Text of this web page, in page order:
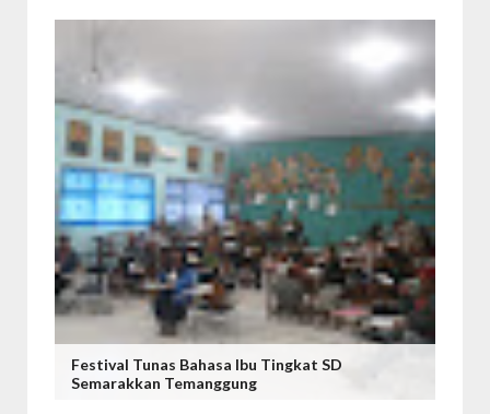
Festival Tunas Bahasa Ibu Tingkat SD
Semarakkan Temanggung